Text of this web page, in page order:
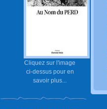
Cliquez sur l'image
ci-dessus pour en
savoir plus...